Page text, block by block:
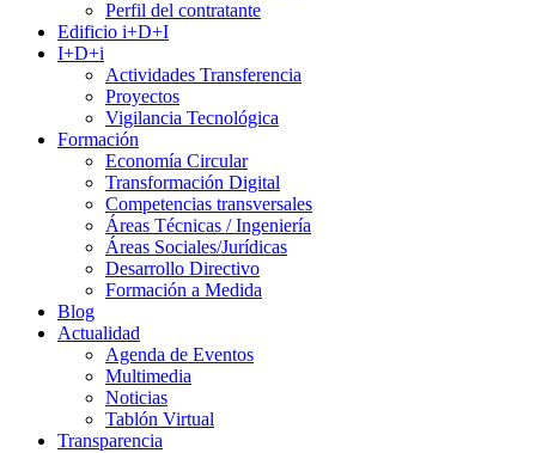
Perfil del contratante
Edificio i+D+I
I+D+i
Actividades Transferencia
Proyectos
Vigilancia Tecnológica
Formación
Economía Circular
Transformación Digital
Competencias transversales
Áreas Técnicas / Ingeniería
Áreas Sociales/Jurídicas
Desarrollo Directivo
Formación a Medida
Blog
Actualidad
Agenda de Eventos
Multimedia
Noticias
Tablón Virtual
Transparencia